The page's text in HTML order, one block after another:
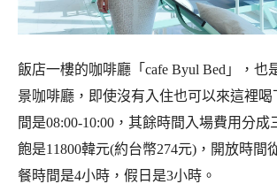
飯店一樓的咖啡廳「cafe Byul Bed」，也
景咖啡廳，即使沒有入住也可以來這裡
間是08:00-10:00，其餘時間入場費用分成
飽是11800韓元(約台幣274元)，開放時間
餐時間是4小時，假日是3小時。